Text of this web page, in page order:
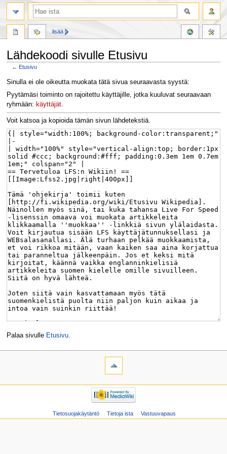
Lähdekoodi sivulle Etusivu
←Etusivu
Siirry
navigaatioon
Siirry
hakuun
Sinulla ei ole oikeutta muokata tätä sivua seuraavasta syystä:
Pyytämäsi toiminto on rajoitettu käyttäjille, jotka kuuluvat seuraavaan
ryhmään: käyttäjät.
Voit katsoa ja kopioida tämän sivun lähdetekstiä.
Palaa sivulle Etusivu.
lisää
Tietosuojakäytäntö Tietoja ista Vastuuvapaus